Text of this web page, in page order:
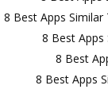
8 Best Apps
8 Best Apps
8 Best
8 Best Apps